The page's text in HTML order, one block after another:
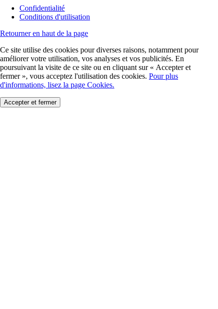
Confidentialité
Conditions d'utilisation
Retourner en haut de la page
Ce site utilise des cookies pour diverses raisons, notamment pour
améliorer votre utilisation, vos analyses et vos publicités. En
poursuivant la visite de ce site ou en cliquant sur « Accepter et
fermer », vous acceptez l'utilisation des cookies. Pour plus
d'informations, lisez la page Cookies.
Accepter et fermer